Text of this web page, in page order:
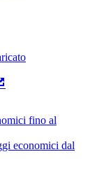
fino al
economici dal